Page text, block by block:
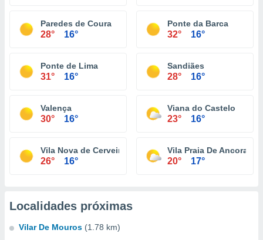
Paredes de Coura
28° 16°
Ponte da Barca
32° 16°
Ponte de Lima
31° 16°
Sandiães
28° 16°
Valença
30° 16°
Viana do Castelo
23° 16°
Vila Nova de Cerveira
26° 16°
Vila Praia De Ancora
20° 17°
Localidades próximas
Vilar De Mouros (1.78 km)